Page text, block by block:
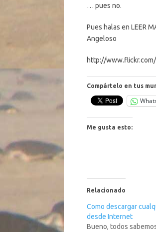
… pues no.
Pues halas en LEER
Angeloso
http://
Compártelo en tus
Me gusta esto:
Relacionado
Como descargar
desde Internet
Bueno, todos